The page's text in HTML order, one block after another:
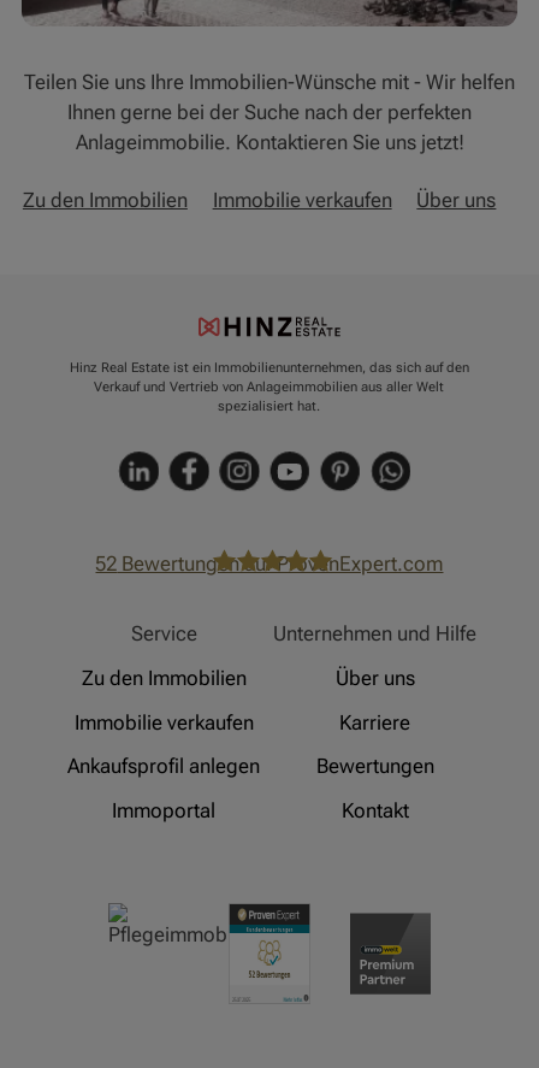
Teilen Sie uns Ihre Immobilien-Wünsche mit - Wir helfen
Ihnen gerne bei der Suche nach der perfekten
Anlageimmobilie. Kontaktieren Sie uns jetzt!
Zu den Immobilien Immobilie verkaufen Über uns
Hinz Real Estate ist ein Immobilienunternehmen, das sich auf den
Verkauf und Vertrieb von Anlageimmobilien aus aller Welt
spezialisiert hat.
52 Bewertungen auf ProvenExpert.com
Service
Zu den Immobilien
Immobilie verkaufen
Ankaufsprofil anlegen
Immoportal
Unternehmen und Hilfe
Über uns
Karriere
Bewertungen
Kontakt